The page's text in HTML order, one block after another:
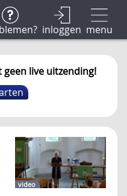
menu
inloggen
live uitzending!
video